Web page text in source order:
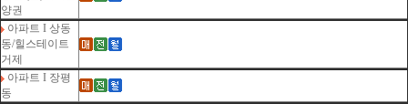
양권
아파트 I 상동
동/힐스테이트
거제
아파트 I 장평
동